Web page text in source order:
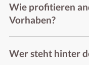
Wie profitieren
Vorhaben?
Wer steht hinter